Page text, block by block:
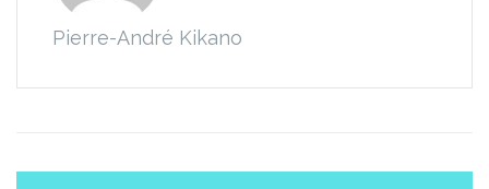
Pierre-André Kikano